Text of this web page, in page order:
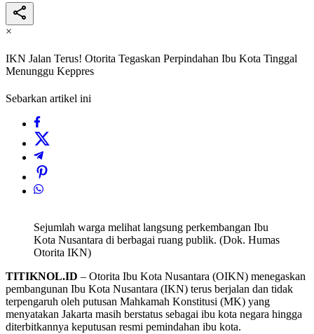
×
IKN Jalan Terus! Otorita Tegaskan Perpindahan Ibu Kota Tinggal
Menunggu Keppres
Sebarkan artikel ini
Sejumlah warga melihat langsung perkembangan Ibu
Kota Nusantara di berbagai ruang publik. (Dok. Humas
Otorita IKN)
TITIKNOL.ID – Otorita Ibu Kota Nusantara (OIKN) menegaskan
pembangunan Ibu Kota Nusantara (IKN) terus berjalan dan tidak
terpengaruh oleh putusan Mahkamah Konstitusi (MK) yang
menyatakan Jakarta masih berstatus sebagai ibu kota negara hingga
diterbitkannya keputusan resmi pemindahan ibu kota.